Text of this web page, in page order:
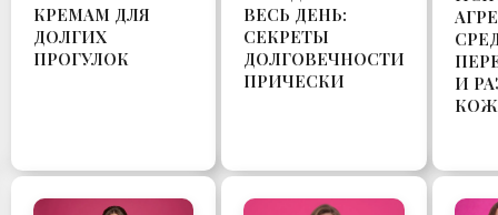
КРЕМАМ ДЛЯ
ДОЛГИХ
ПРОГУЛОК
ВЕСЬ ДЕНЬ:
СЕКРЕТЫ
ДОЛГОВЕЧНОСТИ
ПРИЧЕСКИ
И